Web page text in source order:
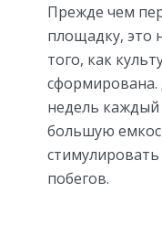
Прежде чем
площадку, это
того, как
сформирована.
недель
большую
побегов.